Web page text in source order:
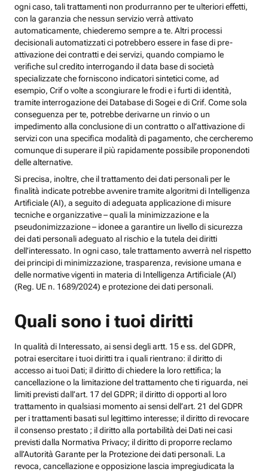
ogni caso, tali trattamenti non produrranno per te ulteriori effetti,
con la garanzia che nessun servizio verrà attivato
automaticamente, chiederemo sempre a te. Altri processi
decisionali automatizzati ci potrebbero essere in fase di pre-
attivazione dei contratti e dei servizi, quando compiamo le
verifiche sul credito interrogando il data base di società
specializzate che forniscono indicatori sintetici come, ad
esempio, Crif o volte a scongiurare le frodi e i furti di identità,
tramite interrogazione dei Database di Sogei e di Crif. Come sola
conseguenza per te, potrebbe derivarne un rinvio o un
impedimento alla conclusione di un contratto o all’attivazione di
servizi con una specifica modalità di pagamento, che cercheremo
comunque di superare il più rapidamente possibile proponendoti
delle alternative.
Si precisa, inoltre, che il trattamento dei dati personali per le
finalità indicate potrebbe avvenire tramite algoritmi di Intelligenza
Artificiale (AI), a seguito di adeguata applicazione di misure
tecniche e organizzative – quali la minimizzazione e la
pseudonimizzazione – idonee a garantire un livello di sicurezza
dei dati personali adeguato al rischio e la tutela dei diritti
dell’interessato. In ogni caso, tale trattamento avverrà nel rispetto
dei principi di minimizzazione, trasparenza, revisione umana e
delle normative vigenti in materia di Intelligenza Artificiale (AI)
(Reg. UE n. 1689/2024) e protezione dei dati personali.
Quali sono i tuoi diritti
In qualità di Interessato, ai sensi degli artt. 15 e ss. del GDPR,
potrai esercitare i tuoi diritti tra i quali rientrano: il diritto di
accesso ai tuoi Dati; il diritto di chiedere la loro rettifica; la
cancellazione o la limitazione del trattamento che ti riguarda, nei
limiti previsti dall’art. 17 del GDPR; il diritto di opporti al loro
trattamento in qualsiasi momento ai sensi dell’art. 21 del GDPR
per i trattamenti basati sul legittimo interesse; il diritto di revocare
il consenso prestato ; il diritto alla portabilità dei Dati nei casi
previsti dalla Normativa Privacy; il diritto di proporre reclamo
all’Autorità Garante per la Protezione dei dati personali. La
revoca, cancellazione e opposizione lascia impregiudicata la